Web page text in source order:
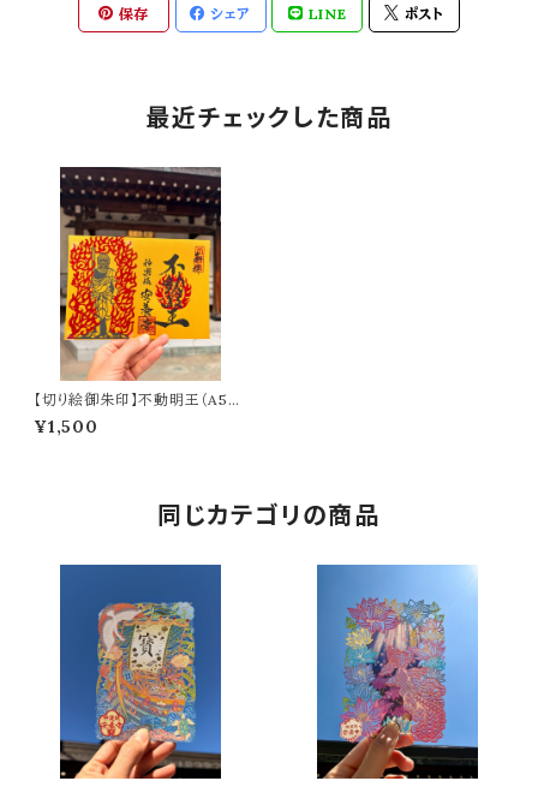
保存 シェア LINE ポスト
最近チェックした商品
【切り絵御朱印】不動明王（A5サ
イズ）
¥1,500
同じカテゴリの商品